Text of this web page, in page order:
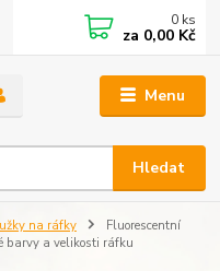
Menu
Hledat
0 ks
za 0,00 Kč
na ráfky
Fluorescentní
barvy a velikosti ráfku